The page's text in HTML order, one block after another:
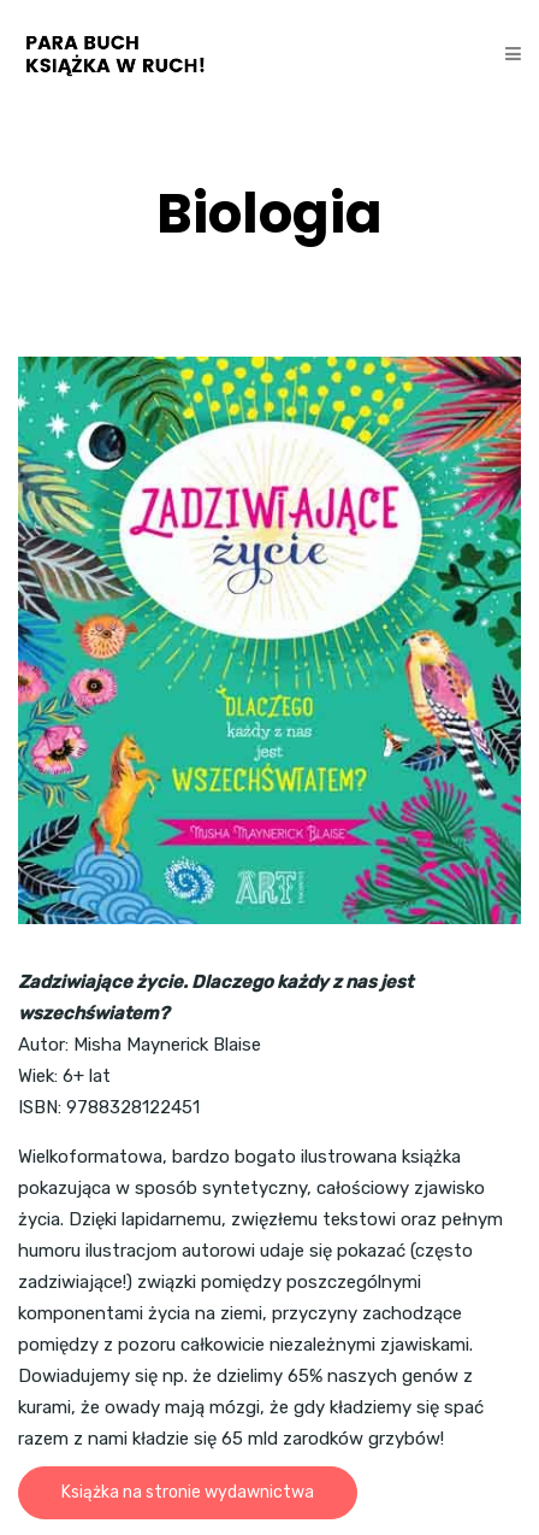
Biologia
Zadziwiające życie. Dlaczego każdy z nas jest
wszechświatem?
Autor: Misha Maynerick Blaise
Wiek: 6+ lat
ISBN: 9788328122451
Wielkoformatowa, bardzo bogato ilustrowana książka
pokazująca w sposób syntetyczny, całościowy zjawisko
życia. Dzięki lapidarnemu, zwięzłemu tekstowi oraz pełnym
humoru ilustracjom autorowi udaje się pokazać (często
zadziwiające!) związki pomiędzy poszczególnymi
komponentami życia na ziemi, przyczyny zachodzące
pomiędzy z pozoru całkowicie niezależnymi zjawiskami.
Dowiadujemy się np. że dzielimy 65% naszych genów z
kurami, że owady mają mózgi, że gdy kładziemy się spać
razem z nami kładzie się 65 mld zarodków grzybów!
Książka na stronie wydawnictwa